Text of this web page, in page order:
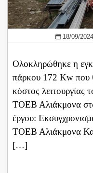
18/09/2024
Ολοκληρώθηκε η
πάρκου 172 Kw που
κόστος λειτουργίας
ΤΟΕΒ Αλιάκμονα
έργου:
ΤΟΕΒ Αλιάκμονα
[…]